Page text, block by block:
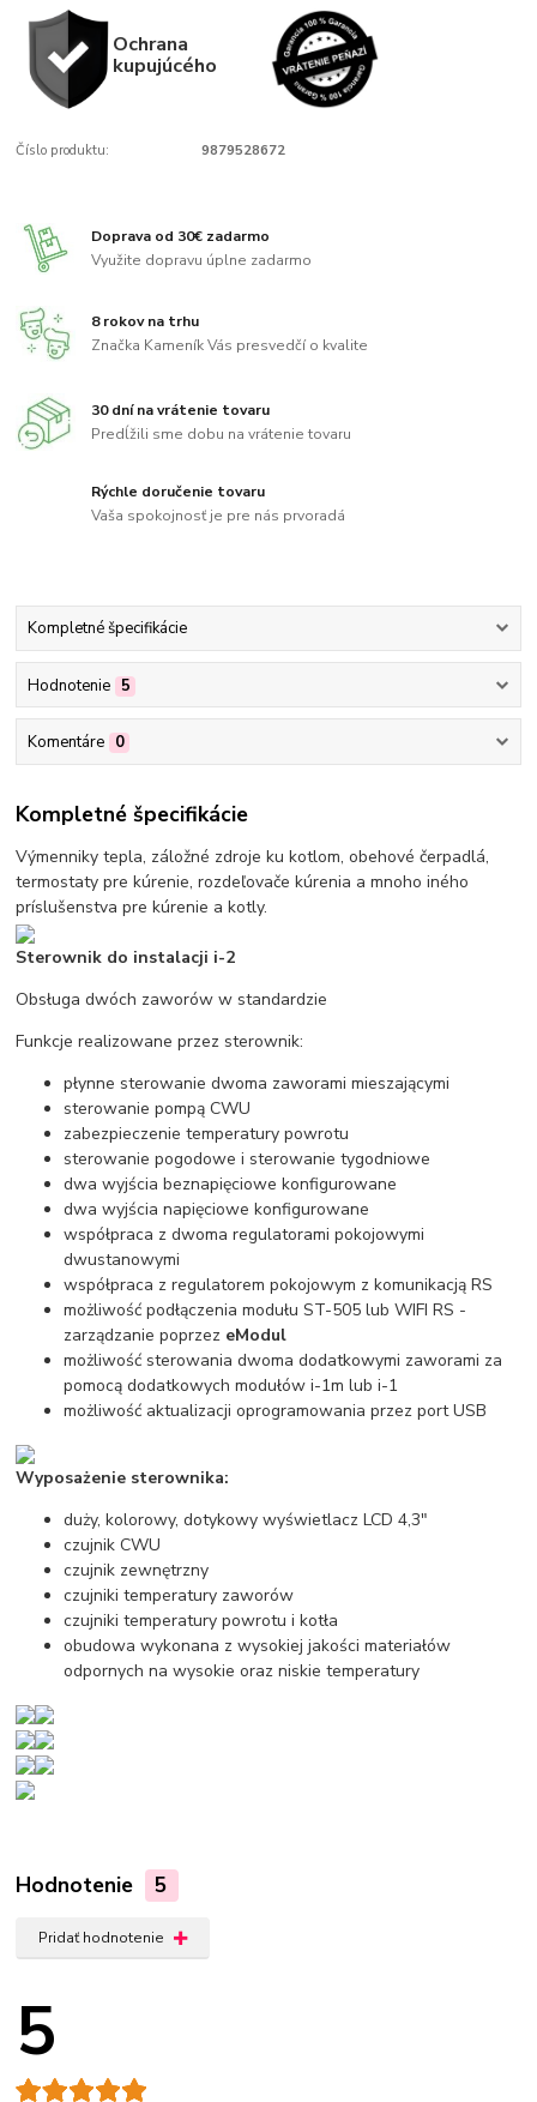
Ochrana
kupujúcého
Číslo produktu: 9879528672
Doprava od 30€ zadarmo
Využite dopravu úplne zadarmo
8 rokov na trhu
Značka Kameník Vás presvedčí o kvalite
30 dní na vrátenie tovaru
Predĺžili sme dobu na vrátenie tovaru
Rýchle doručenie tovaru
Vaša spokojnosť je pre nás prvoradá
Kompletné špecifikácie
Hodnotenie 5
Komentáre 0
Kompletné špecifikácie
Výmenniky tepla, záložné zdroje ku kotlom, obehové čerpadlá,
termostaty pre kúrenie, rozdeľovače kúrenia a mnoho iného
príslušenstva pre kúrenie a kotly.
Sterownik do instalacji i-2
Obsługa dwóch zaworów w standardzie
Funkcje realizowane przez sterownik:
płynne sterowanie dwoma zaworami mieszającymi
sterowanie pompą CWU
zabezpieczenie temperatury powrotu
sterowanie pogodowe i sterowanie tygodniowe
dwa wyjścia beznapięciowe konfigurowane
dwa wyjścia napięciowe konfigurowane
współpraca z dwoma regulatorami pokojowymi
dwustanowymi
współpraca z regulatorem pokojowym z komunikacją RS
możliwość podłączenia modułu ST-505 lub WIFI RS -
zarządzanie poprzez eModul
możliwość sterowania dwoma dodatkowymi zaworami za
pomocą dodatkowych modułów i-1m lub i-1
możliwość aktualizacji oprogramowania przez port USB
Wyposażenie sterownika:
duży, kolorowy, dotykowy wyświetlacz LCD 4,3″
czujnik CWU
czujnik zewnętrzny
czujniki temperatury zaworów
czujniki temperatury powrotu i kotła
obudowa wykonana z wysokiej jakości materiałów
odpornych na wysokie oraz niskie temperatury
Hodnotenie 5
Pridať hodnotenie
5